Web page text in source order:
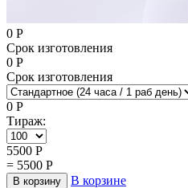
0 Р
Срок изготовления
0 Р
Срок изготовления
0 Р
Тираж:
5500 Р
= 5500 Р
В корзину
В корзине